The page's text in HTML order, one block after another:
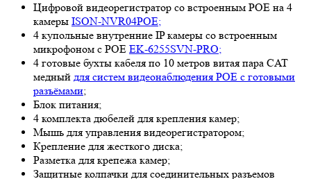
Цифровой видеорегистратор со встроенным POE на 4
камеры ISON-NVR04POE;
4 купольные внутренние IP камеры со встроенным
микрофоном с POE EK-6255SVN-PRO;
4 готовые бухты кабеля по 10 метров витая пара CAT
медный для систем видеонаблюдения POE с готовыми
разъёмами;
Блок питания;
4 комплекта дюбелей для крепления камер;
Мышь для управления видеорегистратором;
Крепление для жесткого диска;
Разметка для крепежа камер;
Защитные колпачки для соединительных разъемов